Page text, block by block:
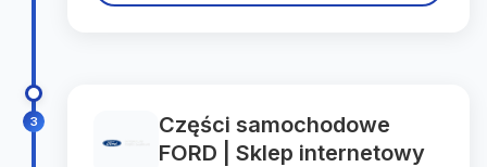
3
Części samochodowe
FORD | Sklep internetowy